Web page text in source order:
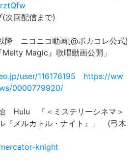
次回配信まで)
降 ニコニコ動画[@ボカコレ公式]
Melty Magic』歌唱動画公開」
user/116176195
https://ww
0000779920/
Hulu 「＜ミステリーシネマ＞
『メルカトル・ナイト』」 (弓木
knight